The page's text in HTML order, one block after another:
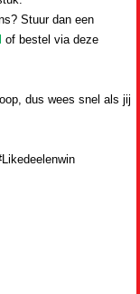
Stuur dan een
of bestel via deze
dus wees snel als jij